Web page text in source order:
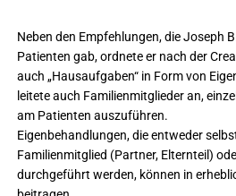
Neben den Empfehlungen, die Joseph
Patienten gab, ordnete er nach der
auch „Hausaufgaben“ in Form von
leitete auch Familienmitglieder an,
am Patienten auszuführen.
Eigenbehandlungen, die entweder
Familienmitglied (Partner, Elternteil)
durchgeführt werden, können in